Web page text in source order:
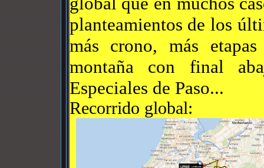
planteamientos de los
más crono, más
montaña con final
Especiales de Paso...
Recorrido global: